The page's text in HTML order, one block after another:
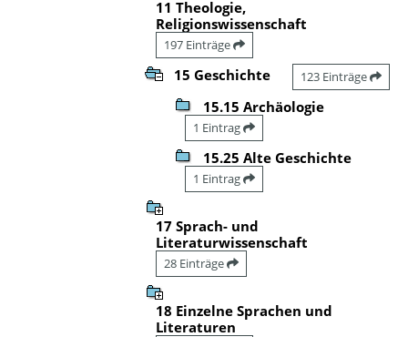
11 Theologie,
Religionswissenschaft
197 Einträge
15 Geschichte 123 Einträge
15.15 Archäologie
1 Eintrag
15.25 Alte Geschichte
1 Eintrag
17 Sprach- und
Literaturwissenschaft
28 Einträge
18 Einzelne Sprachen und
Literaturen